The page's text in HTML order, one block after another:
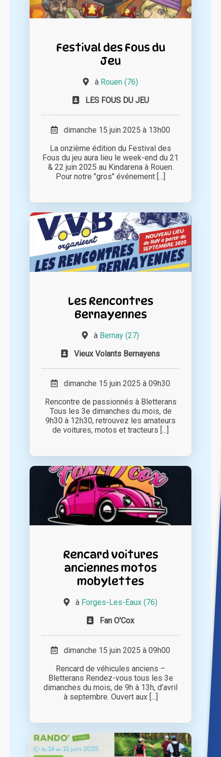
Festival des Fous du
Jeu
à Rouen (76)
LES FOUS DU JEU
dimanche 15 juin 2025 à 13h00
La onzième édition du Festival des
Fous du jeu aura lieu le week-end du 21
& 22 juin 2025 au Kindarena à Rouen.
Pour notre "gros" événement [...]
Les Rencontres
Bernayennes
à Bernay (27)
Vieux Volants Bernayens
dimanche 15 juin 2025 à 09h30
Rencontre de passionnés à Bletterans
Tous les 3e dimanches du mois, de
9h30 à 12h30, retrouvez les amateurs
de voitures, motos et tracteurs [...]
Rencard voitures
anciennes motos
mobylettes
à Forges-Les-Eaux (76)
Fan O'Cox
dimanche 15 juin 2025 à 09h00
Rencard de véhicules anciens –
Bletterans Rendez-vous tous les 3e
dimanches du mois, de 9h à 13h, d’avril
à septembre. Ouvert aux [...]